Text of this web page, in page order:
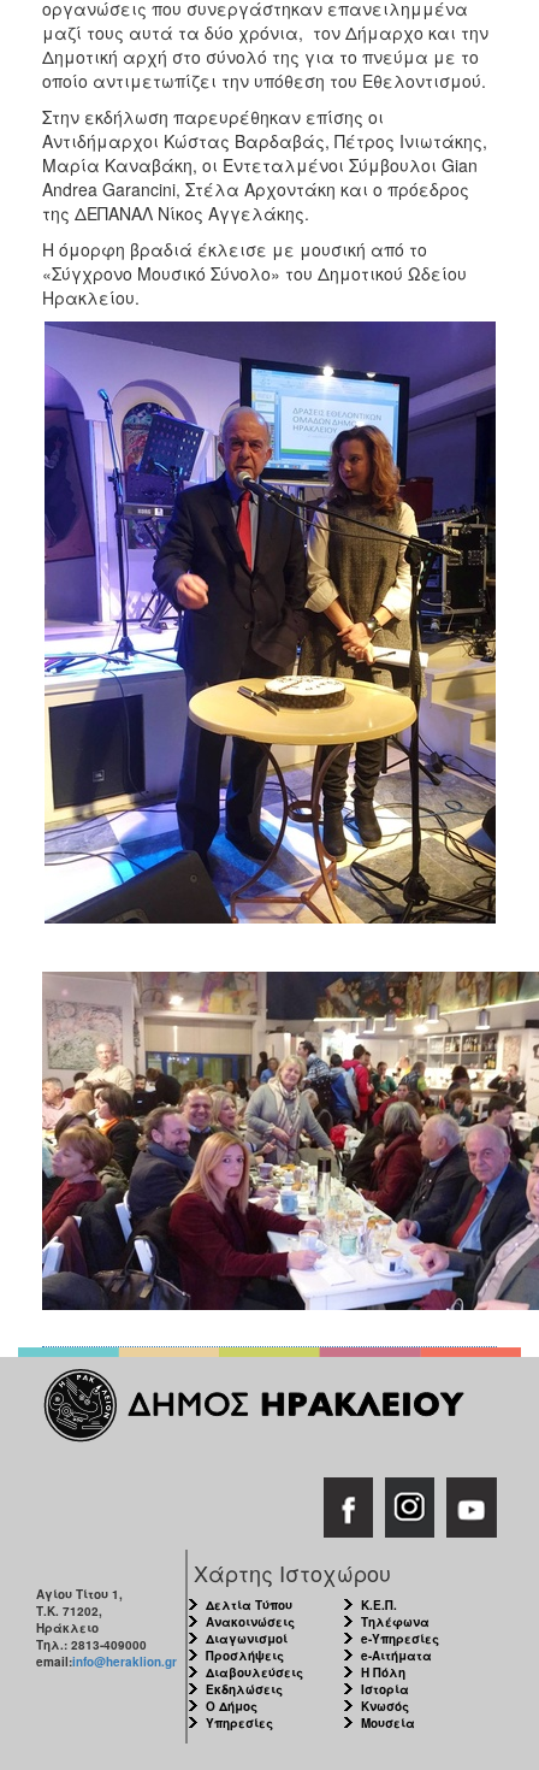
οργανώσεις που συνεργάστηκαν επανειλημμένα
μαζί τους αυτά τα δύο χρόνια, τον Δήμαρχο και την
Δημοτική αρχή στο σύνολό της για το πνεύμα με το
οποίο αντιμετωπίζει την υπόθεση του Εθελοντισμού.
Στην εκδήλωση παρευρέθηκαν επίσης οι
Αντιδήμαρχοι Κώστας Βαρδαβάς, Πέτρος Ινιωτάκης,
Μαρία Καναβάκη, οι Εντεταλμένοι Σύμβουλοι Gian
Andrea Garancini, Στέλα Αρχοντάκη και ο πρόεδρος
της ΔΕΠΑΝΑΛ Νίκος Αγγελάκης.
Η όμορφη βραδιά έκλεισε με μουσική από το
«Σύγχρονο Μουσικό Σύνολο» του Δημοτικού Ωδείου
Ηρακλείου.
Αγίου Τίτου 1,
Τ.Κ. 71202,
Ηράκλειο
Τηλ.: 2813-409000
email:info@heraklion.gr
Χάρτης Ιστοχώρου
Δελτία Τύπου
Ανακοινώσεις
Διαγωνισμοί
Προσλήψεις
Διαβουλεύσεις
Εκδηλώσεις
Ο Δήμος
Υπηρεσίες
Κ.Ε.Π.
Τηλέφωνα
e-Υπηρεσίες
e-Αιτήματα
Η Πόλη
Ιστορία
Κνωσός
Μουσεία